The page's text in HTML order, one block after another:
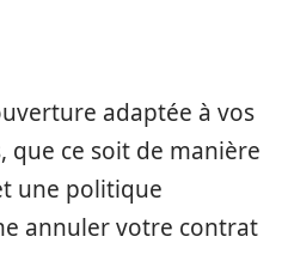
adaptée à vos
que ce soit de manière
une politique
annuler votre contrat